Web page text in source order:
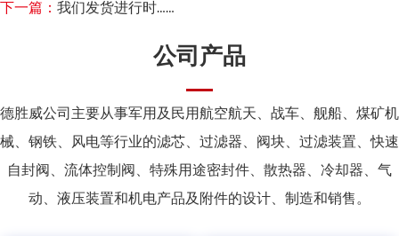
下一篇： 我们发货进行时……
公司产品
德胜威公司主要从事军用及民用航空航天、战车、舰船、煤矿机
械、钢铁、风电等行业的滤芯、过滤器、阀块、过滤装置、快速
自封阀、流体控制阀、特殊用途密封件、散热器、冷却器、气
动、液压装置和机电产品及附件的设计、制造和销售。